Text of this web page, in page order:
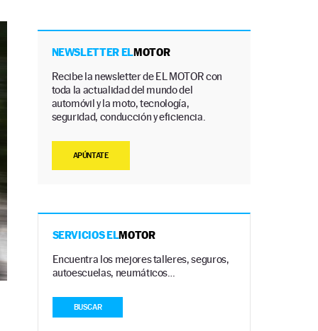
NEWSLETTER ELMOTOR
Recibe la newsletter de EL MOTOR con
toda la actualidad del mundo del
automóvil y la moto, tecnología,
seguridad, conducción y eficiencia.
APÚNTATE
SERVICIOS ELMOTOR
Encuentra los mejores talleres, seguros,
autoescuelas, neumáticos…
BUSCAR